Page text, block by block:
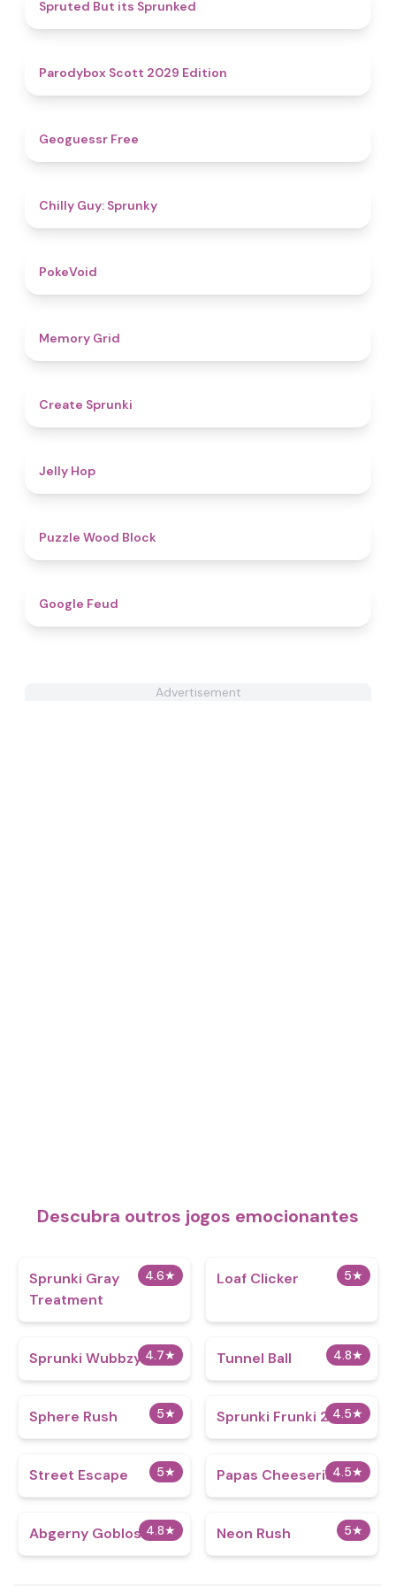
Spruted But its Sprunked
Parodybox Scott 2029 Edition
Geoguessr Free
Chilly Guy: Sprunky
PokeVoid​
Memory Grid
Create Sprunki​
Jelly Hop
Puzzle Wood Block
Google Feud
Advertisement
Descubra outros jogos emocionantes
4.6★
Sprunki Gray
Treatment
5★
Loaf Clicker
4.7★
Sprunki Wubbzy 4.8★
Tunnel Ball
5★
Sphere Rush 4.5★
Sprunki Frunki 2.0
5★
Street Escape 4.5★
Papas Cheeseria
4.8★
Abgerny Goblos 5★
Neon Rush